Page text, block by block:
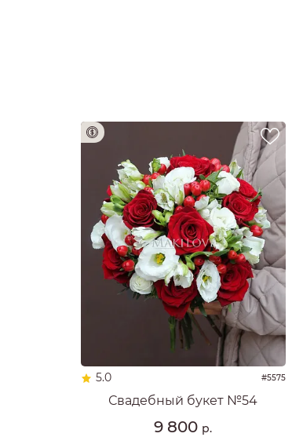
5.0 #5575
Свадебный букет №54
9 800 р.
Предоплата 100%